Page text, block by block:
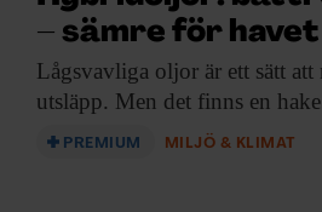
SHOP
KONTAKTA F&F
– sämre för havet
Lågsvavliga oljor är ett sätt
utsläpp. Men det finns en
PREMIUM MILJÖ & KLIMAT